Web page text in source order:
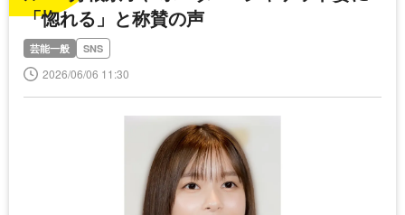
「惚れる」と称賛の声
芸能一般 SNS
2026/06/06 11:30